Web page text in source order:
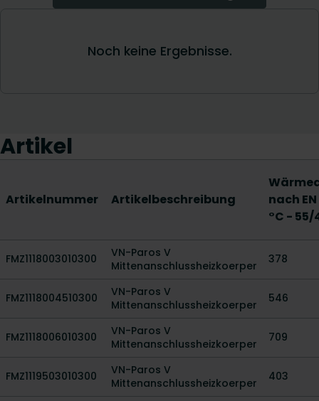
Artikel
Artikelnummer Artikelbeschreibung
nach
°C -
FMZ1118003010300
VN-Paros V
Mittenanschlussheizkoerper
378
FMZ1118004510300
VN-Paros V
Mittenanschlussheizkoerper
546
FMZ1118006010300
VN-Paros V
Mittenanschlussheizkoerper
709
FMZ1119503010300
VN-Paros V
Mittenanschlussheizkoerper
403